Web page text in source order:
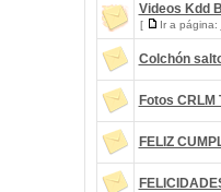
Videos Kdd
[ Ir a página:
Colchón
Fotos CRLM
FELIZ